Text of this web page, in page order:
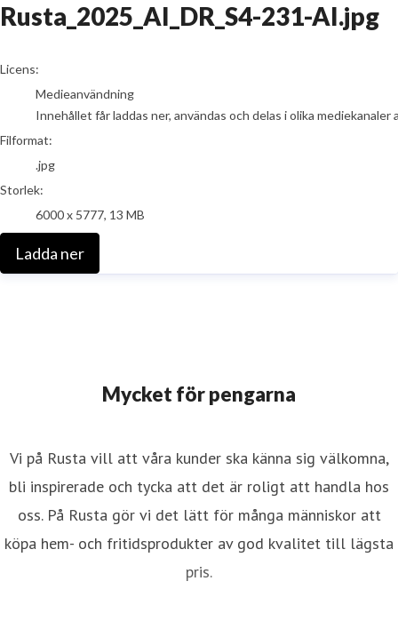
Rusta_2025_AI_DR_S4-231-AI.jpg
go to media item
Licens:
Medieanvändning
Innehållet får laddas ner, användas och delas i olika
Filformat:
.jpg
Storlek:
6000 x 5777, 13 MB
Ladda ner
Mycket för pengarna
Vi på Rusta vill att våra kunder ska känna sig välkomna,
bli inspirerade och tycka att det är roligt att handla hos
oss. På Rusta gör vi det lätt för många människor att
köpa hem- och fritidsprodukter av god kvalitet till lägsta
pris.